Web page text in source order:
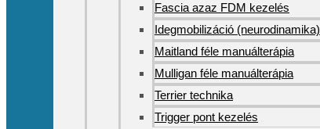
Fascia azaz FDM kezelés
Idegmobilizáció (neurodinamika)
Maitland féle manuálterápia
Mulligan féle manuálterápia
Terrier technika
Trigger pont kezelés